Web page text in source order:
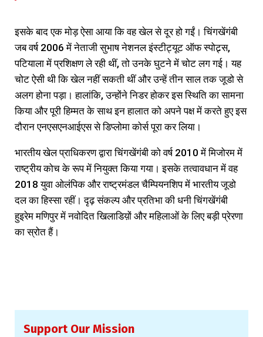
इसके बाद एक मोड़ ऐसा आया कि वह खेल से दूर हो गईं। चिंगखेंगंबी
जब वर्ष 2006 में नेताजी सुभाष नेशनल इंस्टीट्यूट ऑफ स्पोट्र्स,
पटियाला में प्रशिक्षण ले रही थीं, तो उनके घुटने में चोट लग गई। यह
चोट ऐसी थी कि खेल नहीं सकती थीं और उन्हें तीन साल तक जूडो से
अलग होना पड़ा। हालांकि, उन्होंने निडर होकर इस स्थिति का सामना
किया और पूरी हिम्मत के साथ इन हालात को अपने पक्ष में करते हुए इस
दौरान एनएसएनआईएस से डिप्लोमा कोर्स पूरा कर लिया।
भारतीय खेल प्राधिकरण द्वारा चिंगखेंगंबी को वर्ष 2010 में मिजोरम में
राष्ट्रीय कोच के रूप में नियुक्त किया गया। इसके तत्वावधान में वह
2018 युवा ओलंपिक और राष्ट्रमंडल चैम्पियनशिप में भारतीय जूडो
दल का हिस्सा रहीं। दृढ़ संकल्प और प्रतिभा की धनी चिंगखेंगंबी
हुइरेम मणिपुर में नवोदित खिलाडिय़ों और महिलाओं के लिए बड़ी प्रेरणा
का स्रोत हैं।
Support Our Mission